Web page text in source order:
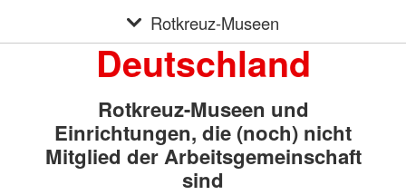
Rotkreuz-Museen
Deutschland
Rotkreuz-Museen und
Einrichtungen, die (noch) nicht
Mitglied der Arbeitsgemeinschaft
sind